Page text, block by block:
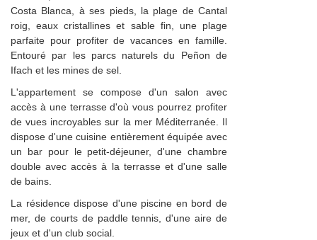
Costa Blanca, à ses pieds, la plage de Cantal
roig, eaux cristallines et sable fin, une plage
parfaite pour profiter de vacances en famille.
Entouré par les parcs naturels du Peñon de
Ifach et les mines de sel.
L'appartement se compose d'un salon avec
accès à une terrasse d'où vous pourrez profiter
de vues incroyables sur la mer Méditerranée. Il
dispose d'une cuisine entièrement équipée avec
un bar pour le petit-déjeuner, d'une chambre
double avec accès à la terrasse et d'une salle
de bains.
La résidence dispose d'une piscine en bord de
mer, de courts de paddle tennis, d'une aire de
jeux et d'un club social.